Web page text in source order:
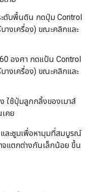
ดับพื้นดิน กดปุ่ม Control
างเครื่อง) ขณะคลิกและ
องศา กดแป้น Control
างเครื่อง) ขณะคลิกและ
ใช้ปุ่มลูกกลิ้งของเมาส์
คย
ละซูมเพื่อหามุมที่สมบูรณ์
จแตกต่างกันเล็กน้อย ขึ้น